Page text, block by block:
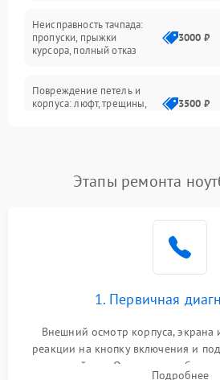
Сеть и интернет
Неисправность тачпада:
пропуски, прыжки
курсора, полный отказ
3000 ₽
Повреждение петель и
корпуса: люфт, трещины,
3500 ₽
невозможность зарядки,
2500 ₽
2000 ₽
Перегрев из‑за пыли,
неисправности кулера
Выход из строя SSD или
Этапы ремонта
1. Первичная
Внешний осмотр корпуса, экрана
реакции на кнопку включения и
устройства. Оценка
Подробнее